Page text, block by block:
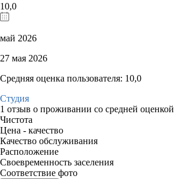
10,0
май 2026
27 мая 2026
Средняя оценка пользователя: 10,0
Студия
1 отзыв о проживании со средней оценкой
Чистота
Цена - качество
Качество обслуживания
Расположение
Своевременность заселения
Соответствие фото